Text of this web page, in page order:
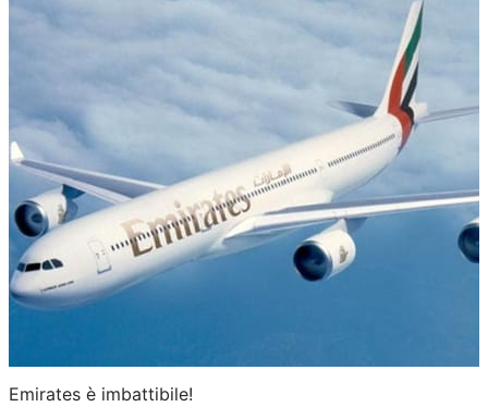
Emirates è imbattibile!